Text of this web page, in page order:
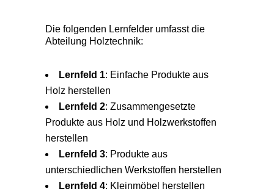
Die folgenden Lernfelder umfasst die
Abteilung Holztechnik:
Lernfeld 1: Einfache Produkte aus
Holz herstellen
Lernfeld 2: Zusammengesetzte
Produkte aus Holz und Holzwerkstoffen
herstellen
Lernfeld 3: Produkte aus
unterschiedlichen Werkstoffen herstellen
Lernfeld 4: Kleinmöbel herstellen